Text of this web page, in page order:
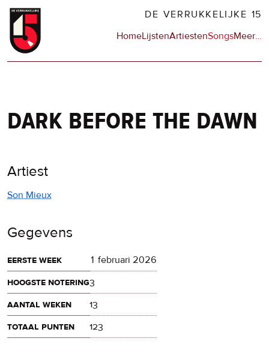
Overslaan
naar
DE VERRUKKELIJKE 15
Hoofdnavigatie
HomeLijstenArtiestenSongsMeerop
…
dark before the dawn
Artiest
Son Mieux
Gegevens
eerste week
1 februari 2026
hoogste notering3
aantal weken
13
totaal punten
123